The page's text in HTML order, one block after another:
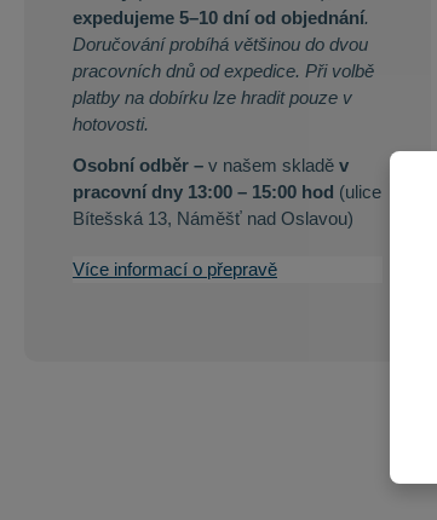
expedujeme 5–10 dní od objednání.
Doručování probíhá většinou do dvou
pracovních dnů od expedice. Při volbě
platby na dobírku lze hradit pouze v
hotovosti.
Osobní odběr – v našem skladě v
pracovní dny 13:00 – 15:00 hod (ulice
Bítešská 13, Náměšť nad Oslavou)
Více informací o přepravě